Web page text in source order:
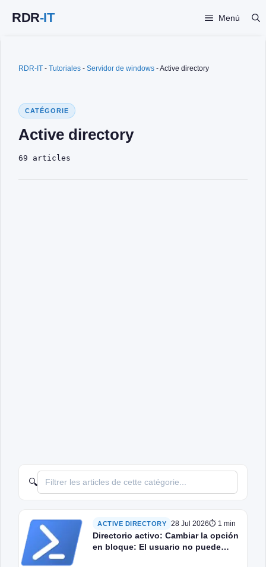
Menú
RDR-IT - Tutoriales - Servidor de windows -Active directory
CATÉGORIE
Active directory
69 articles
🔍
ACTIVE DIRECTORY 28 Jul 2026⏱ 1 min
Directorio activo: Cambiar la opción
en bloque: El usuario no puede